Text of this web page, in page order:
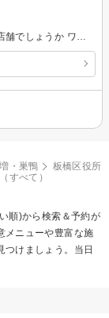
・巣鴨
板橋区役所
すべて）
順)から検索＆予約が
メニューや豊富な施
つけましょう。当日